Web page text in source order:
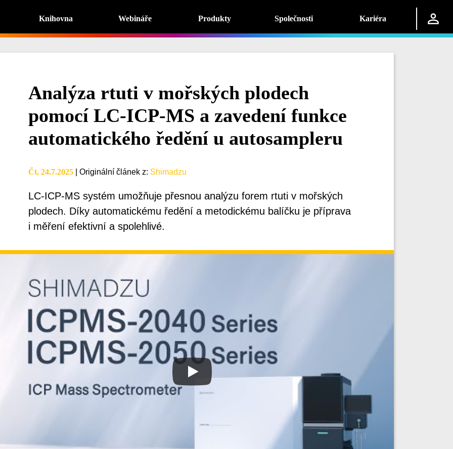
Knihovna Webináře Produkty Společnosti Kariéra
Analýza rtuti v mořských plodech
pomocí LC-ICP-MS a zavedení funkce
automatického ředění u autosampleru
Čt, 24.7.2025 Originální článek z: Shimadzu
LC-ICP-MS systém umožňuje přesnou analýzu forem rtuti v mořských
plodech. Díky automatickému ředění a metodickému balíčku je příprava
i měření efektivní a spolehlivé.